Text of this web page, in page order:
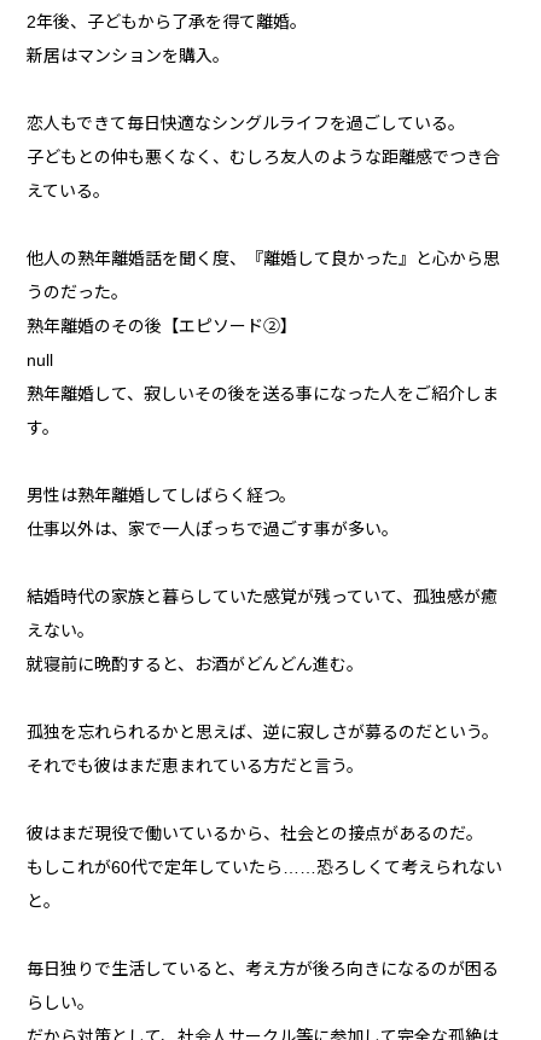
2年後、子どもから了承を得て離婚。
新居はマンションを購入。
恋人もできて毎日快適なシングルライフを過ごしている。
子どもとの仲も悪くなく、むしろ友人のような距離感でつき合
えている。
他人の熟年離婚話を聞く度、『離婚して良かった』と心から思
うのだった。
熟年離婚のその後【エピソード②】
null
熟年離婚して、寂しいその後を送る事になった人をご紹介しま
す。
男性は熟年離婚してしばらく経つ。
仕事以外は、家で一人ぽっちで過ごす事が多い。
結婚時代の家族と暮らしていた感覚が残っていて、孤独感が癒
えない。
就寝前に晩酌すると、お酒がどんどん進む。
孤独を忘れられるかと思えば、逆に寂しさが募るのだという。
それでも彼はまだ恵まれている方だと言う。
彼はまだ現役で働いているから、社会との接点があるのだ。
もしこれが60代で定年していたら……恐ろしくて考えられない
と。
毎日独りで生活していると、考え方が後ろ向きになるのが困る
らしい。